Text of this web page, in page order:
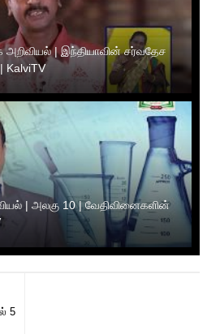
அறிவியல் | இந்தியாவின் சர்வதேச
KalviTV
| அலகு 10 | வேதிவினைகளின்
5